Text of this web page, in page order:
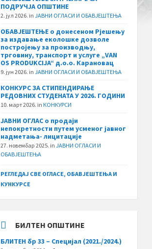
ПОДРУЧЈА ОПШТИНЕ
2. јул 2026. inЈАВНИ ОГЛАСИ И ОБАВЈЕШТЕЊА
ОБАВЈЕШТЕЊЕ о донесеном Рјешењу
за издавање еколошке дозволе
постројењу за производњу,
трговину, транспорт и услуге „VAN
OS PRODUKCIJA“ д.о.о. Карановац
9. јун 2026. inЈАВНИ ОГЛАСИ И ОБАВЈЕШТЕЊА
КОНКУРС ЗА СТИПЕНДИРАЊЕ
РЕДОВНИХ СТУДЕНАТА У 2026. ГОДИНИ
10. март 2026. inКОНКУРСИ
ЈАВНИ ОГЛАС о продаји
непокретности путем усменог јавног
надметања- лицитације
27. новембар 2025. inЈАВНИ ОГЛАСИ И
ОБАВЈЕШТЕЊА
РЕГЛЕДАЈ СВЕ ОГЛАСЕ, ОБАВЈЕШТЕЊА И
КУНКУРСЕ
БИЛТЕН ОПШТИНЕ
БЛИТЕН бр 33 – Специјал (2021./2024.)